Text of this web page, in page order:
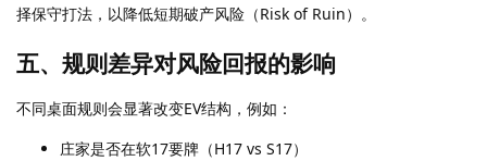
择保守打法，以降低短期破产风险（Risk of Ruin）。
五、规则差异对风险回报的影响
不同桌面规则会显著改变EV结构，例如：
庄家是否在软17要牌（H17 vs S17）